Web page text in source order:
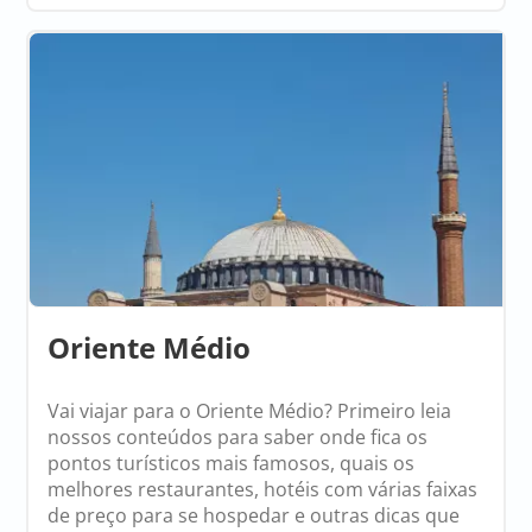
Oriente Médio
Vai viajar para o Oriente Médio? Primeiro leia
nossos conteúdos para saber onde fica os
pontos turísticos mais famosos, quais os
melhores restaurantes, hotéis com várias faixas
de preço para se hospedar e outras dicas que